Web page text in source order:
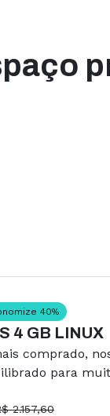
40%
4 GB LINUX
comprado,
para
2.157,60